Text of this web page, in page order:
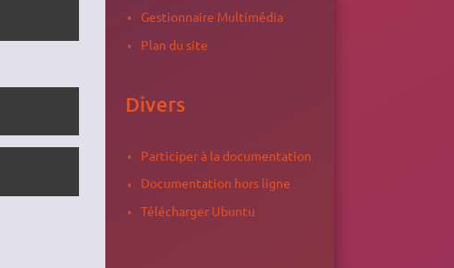
Gestionnaire Multimédia
Plan du site
Divers
Participer à la documentation
Documentation hors ligne
Télécharger Ubuntu